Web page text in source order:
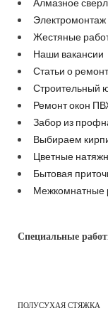
Алмазное
Электромонтаж
Жестяные
Наши вакансии
Статьи о
Строительный
Ремонт окон
Забор из
Выбираем
Цветные
Бытовая
Межкомнатные
Специальные
ПОЛУСУХАЯ СТЯЖКА